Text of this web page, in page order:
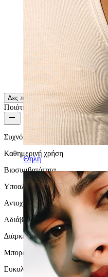
Θηλή
πολύ όμορφο αλλά πολύ
μπορείτε να το πάρετε σε
Επιβεβαιωμένη
AI Translated Show original
Δες περισσότερα
Ποιότητα προϊόντος
Συχνότητα φορέματος
Καθημερινή χρήση
Βιοσυμβατότητα
Υποαλλεργικά
Αντοχή Στο Νερό
Αδιάβροχο
Διάρκεια ζωής
Μπορεί να διαρκέσει μια ζωή
Ευκολία χρήσης